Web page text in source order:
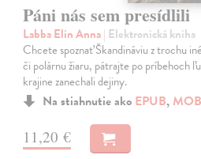
Páni nás sem presídlili
Labba Elin Anna| Elektronická kniha
Chcete spoznať Škandináviu z trochu
či polárnu žiaru, pátrajte po príbehoch
krajine zanechali dejiny.
Na stiahnutie ako EPUB,
11,20 €